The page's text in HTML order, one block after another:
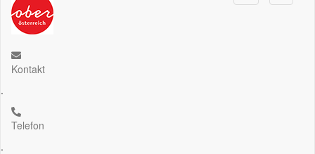
Kontakt
.
Telefon
.